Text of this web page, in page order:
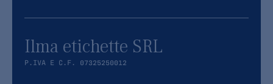
Ilma etichette SRL
P.IVA E C.F. 07325250012